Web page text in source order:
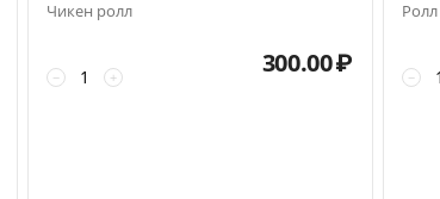
Чикен ролл
+
− 300.00₽ −